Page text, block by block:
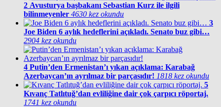
2 Avusturya başbakanı Sebastian Kurz ile ilgili
bilinmeyenler 4630 kez okundu
3
Joe Biden 6 aylık hedeflerini açıkladı. Senato buz gibi…
2904 kez okundu
4 Putin’den Ermenistan’ı yıkan açıklama: Karabağ
Azerbaycan’ın ayrılmaz bir parçasıdır! 1818 kez okundu
5
Kıvanç Tatlıtuğ’dan evliliğine dair çok çarpıcı röportaj.
1741 kez okundu